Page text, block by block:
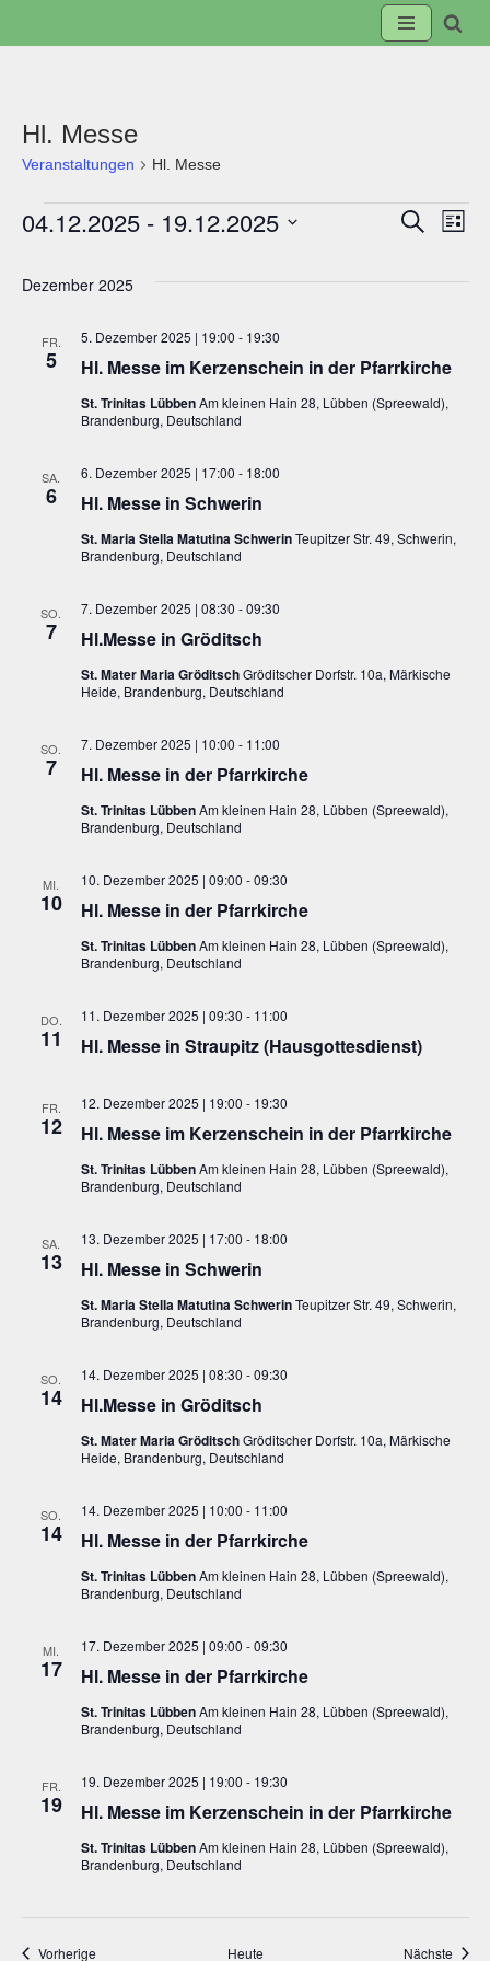
Hl. Messe
Veranstaltungen Hl. Messe
Suche
Suche
Liste
04.12.2025 - 19.12.2025
wählen.
Dezember 2025
FR.
5 Hl. Messe im Kerzenschein in der Pfarrkirche
5. Dezember 2025 | 19:00 - 19:30
St. Trinitas LübbenAm kleinen Hain 28, Lübben (Spreewald),
Brandenburg, Deutschland
SA.
6 Hl. Messe in Schwerin
6. Dezember 2025 | 17:00 - 18:00
St. Maria Stella Matutina SchwerinTeupitzer Str. 49, Schwerin,
Brandenburg, Deutschland
SO.
7 Hl.Messe in Gröditsch
7. Dezember 2025 | 08:30 -09:30
St. Mater Maria GröditschGröditscher Dorfstr. 10a, Märkische
Heide, Brandenburg, Deutschland
SO.
7 Hl. Messe in der Pfarrkirche
7. Dezember 2025 | 10:00 - 11:00
St. Trinitas LübbenAm kleinen Hain 28, Lübben (Spreewald),
Brandenburg, Deutschland
MI.
10 Hl. Messe in der Pfarrkirche
10. Dezember 2025 | 09:00 -09:30
St. Trinitas LübbenAm kleinen Hain 28, Lübben (Spreewald),
Brandenburg, Deutschland
DO.
11 Hl. Messe in Straupitz (Hausgottesdienst)
11. Dezember 2025 | 09:30 - 11:00
FR.
12 Hl. Messe im Kerzenschein in der Pfarrkirche
12. Dezember 2025 | 19:00 - 19:30
St. Trinitas LübbenAm kleinen Hain 28, Lübben (Spreewald),
Brandenburg, Deutschland
SA.
13 Hl. Messe in Schwerin
13. Dezember 2025 | 17:00 - 18:00
St. Maria Stella Matutina SchwerinTeupitzer Str. 49, Schwerin,
Brandenburg, Deutschland
SO.
14 Hl.Messe in Gröditsch
14. Dezember 2025 | 08:30 -09:30
St. Mater Maria GröditschGröditscher Dorfstr. 10a, Märkische
Heide, Brandenburg, Deutschland
SO.
14 Hl. Messe in der Pfarrkirche
14. Dezember 2025 | 10:00 - 11:00
St. Trinitas LübbenAm kleinen Hain 28, Lübben (Spreewald),
Brandenburg, Deutschland
MI.
17 Hl. Messe in der Pfarrkirche
17. Dezember 2025 | 09:00 -09:30
St. Trinitas LübbenAm kleinen Hain 28, Lübben (Spreewald),
Brandenburg, Deutschland
FR.
19 Hl. Messe im Kerzenschein in der Pfarrkirche
19. Dezember 2025 | 19:00 - 19:30
St. Trinitas LübbenAm kleinen Hain 28, Lübben (Spreewald),
Brandenburg, Deutschland
VorherigeVeranstaltungen Heute Nächste